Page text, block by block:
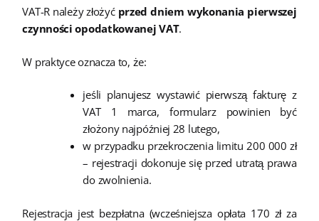
VAT-R należy złożyć przed dniem wykonania pierwszej
czynności opodatkowanej VAT.
W praktyce oznacza to, że:
jeśli planujesz wystawić pierwszą fakturę z
VAT 1 marca, formularz powinien być
złożony najpóźniej 28 lutego,
w przypadku przekroczenia limitu 200 000 zł
– rejestracji dokonuje się przed utratą prawa
do zwolnienia.
Rejestracja jest bezpłatna (wcześniejsza opłata 170 zł za